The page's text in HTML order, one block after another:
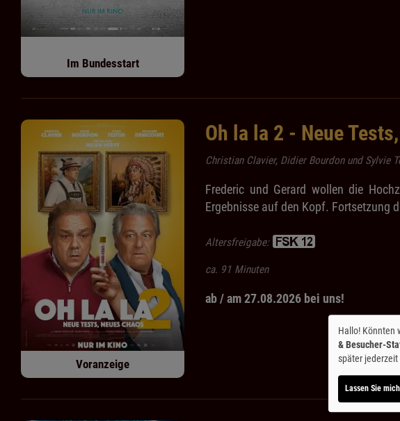
Im Bundesstart
Voranzeige
Oh la la 2 - Neue
Christian Clavier, Didier Bourdon und Sylvie
Frederic und Gerard wollen die
Ergebnisse auf den Kopf. Fortsetzung
Altersfreigabe:
ca. 91 Minuten
ab / am 27.08.2026 bei uns!
Hallo! Könnten
& Besucher-
später
Lassen Sie